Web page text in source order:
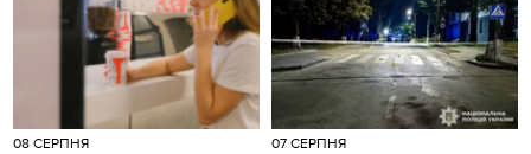
08 СЕРПНЯ 07 СЕРПНЯ